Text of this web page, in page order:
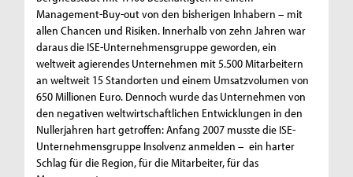
Management-Buy-out von den bisherigen Inhabern – mit
allen Chancen und Risiken. Innerhalb von zehn Jahren war
daraus die ISE-Unternehmensgruppe geworden, ein
weltweit agierendes Unternehmen mit 5.500 Mitarbeitern
an weltweit 15 Standorten und einem Umsatzvolumen von
650 Millionen Euro. Dennoch wurde das Unternehmen von
den negativen weltwirtschaftlichen Entwicklungen in den
Nullerjahren hart getroffen: Anfang 2007 musste die ISE-
Unternehmensgruppe Insolvenz anmelden – ein harter
Schlag für die Region, für die Mitarbeiter, für das